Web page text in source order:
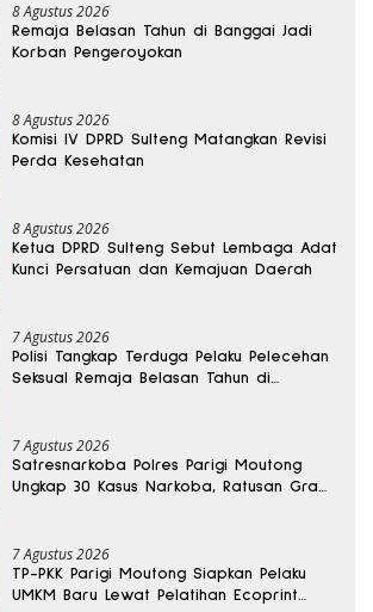
8 Agustus 2026
Remaja Belasan Tahun di Banggai Jadi
Korban Pengeroyokan
8 Agustus 2026
Komisi IV DPRD Sulteng Matangkan Revisi
Perda Kesehatan
8 Agustus 2026
Ketua DPRD Sulteng Sebut Lembaga Adat
Kunci Persatuan dan Kemajuan Daerah
7 Agustus 2026
Polisi Tangkap Terduga Pelaku Pelecehan
Seksual Remaja Belasan Tahun di
7 Agustus 2026
Satresnarkoba Polres Parigi Moutong
Ungkap 30 Kasus Narkoba, Ratusan Gram
7 Agustus 2026
TP-PKK Parigi Moutong Siapkan Pelaku
UMKM Baru Lewat Pelatihan Ecoprint